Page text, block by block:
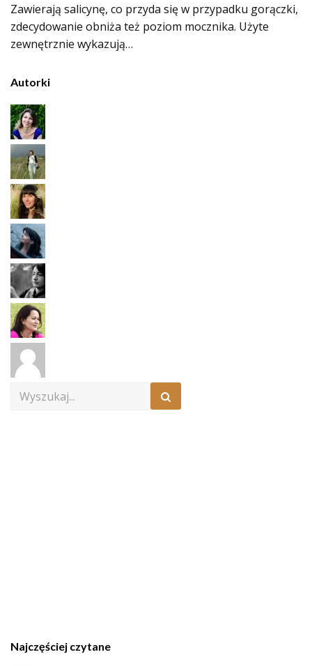
Zawierają salicynę, co przyda się w przypadku gorączki,
zdecydowanie obniża też poziom mocznika. Użyte
zewnętrznie wykazują…
Autorki
Search
Najczęściej czytane